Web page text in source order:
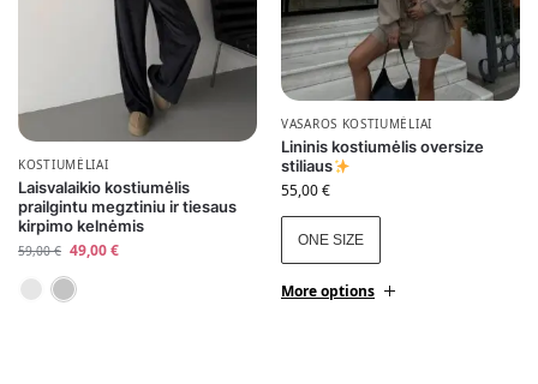
KOSTIUMĖLIAI
Laisvalaikio kostiumėlis
prailgintu megztiniu ir tiesaus
kirpimo kelnėmis
59,00€ 49,00€
VASAROS KOSTIUMĖLIAI
Lininis kostiumėlis oversize
stiliaus
55,00€
ONE SIZE
More options